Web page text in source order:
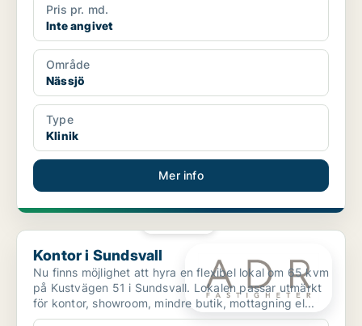
Pris pr. md.
Inte angivet
Område
Nässjö
Type
Klinik
Mer info
Kontor i Sundsvall
Kontor i Sundsvall
Nu finns möjlighet att hyra en flexibel lokal om 65 kvm
på Kustvägen 51 i Sundsvall. Lokalen passar utmärkt
för kontor, showroom, mindre butik, mottagning el...